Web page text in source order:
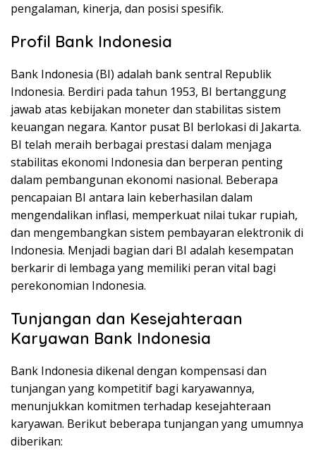
pengalaman, kinerja, dan posisi spesifik.
Profil Bank Indonesia
Bank Indonesia (BI) adalah bank sentral Republik
Indonesia. Berdiri pada tahun 1953, BI bertanggung
jawab atas kebijakan moneter dan stabilitas sistem
keuangan negara. Kantor pusat BI berlokasi di Jakarta.
BI telah meraih berbagai prestasi dalam menjaga
stabilitas ekonomi Indonesia dan berperan penting
dalam pembangunan ekonomi nasional. Beberapa
pencapaian BI antara lain keberhasilan dalam
mengendalikan inflasi, memperkuat nilai tukar rupiah,
dan mengembangkan sistem pembayaran elektronik di
Indonesia. Menjadi bagian dari BI adalah kesempatan
berkarir di lembaga yang memiliki peran vital bagi
perekonomian Indonesia.
Tunjangan dan Kesejahteraan
Karyawan Bank Indonesia
Bank Indonesia dikenal dengan kompensasi dan
tunjangan yang kompetitif bagi karyawannya,
menunjukkan komitmen terhadap kesejahteraan
karyawan. Berikut beberapa tunjangan yang umumnya
diberikan: